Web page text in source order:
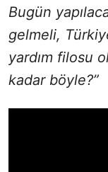
Bugün
gelmeli,
yardım filosu
kadar böyle?”